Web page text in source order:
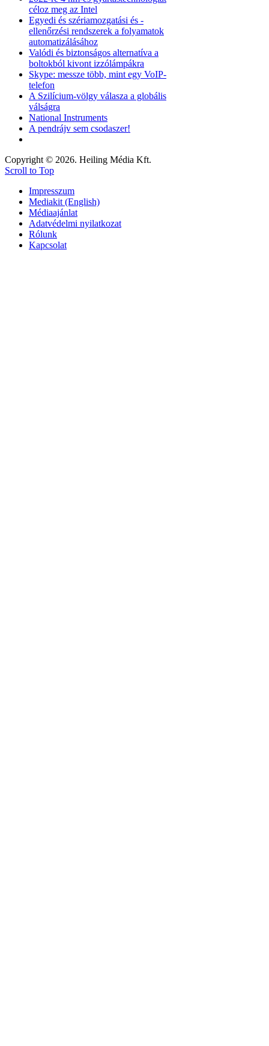
céloz meg az Intel
Egyedi és szériamozgatási és -
ellenőrzési rendszerek a folyamatok
automatizálásához
Valódi és biztonságos alternatíva a
boltokból kivont izzólámpákra
Skype: messze több, mint egy VoIP-
telefon
A Szilícium-völgy válasza a globális
válságra
National Instruments
A pendrájv sem csodaszer!
Copyright © 2026. Heiling Média Kft.
Scroll to Top
Impresszum
Mediakit (English)
Médiaajánlat
Adatvédelmi nyilatkozat
Rólunk
Kapcsolat